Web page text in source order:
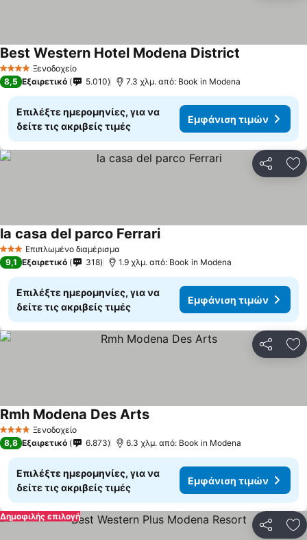
4 ΑστέριαΞενοδοχείο
Best Western Hotel Modena District
8,5 Εξαιρετικό 5.010 7.3 χλμ. από: Book in Modena
Επιλέξτε ημερομηνίες, για να
δείτε τις ακριβείς τιμές
Εμφάνιση τιμών
3 ΑστέριαΕπιπλωμένο διαμέρισμα
la casa del parco FerrariΕμφάνιση τιμών
9,1 Εξαιρετικό 318 1.9 χλμ. από: Book in Modena
Επιλέξτε ημερομηνίες, για να
δείτε τις ακριβείς τιμές
Εμφάνιση τιμών
4 ΑστέριαΞενοδοχείο
Rmh Modena Des ArtsΕμφάνιση τιμών
8,8 Εξαιρετικό 6.873 6.3 χλμ. από: Book in Modena
Επιλέξτε ημερομηνίες, για να
δείτε τις ακριβείς τιμές
Εμφάνιση τιμών
Δημοφιλής επιλογή